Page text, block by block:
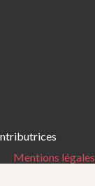
Mentions légales